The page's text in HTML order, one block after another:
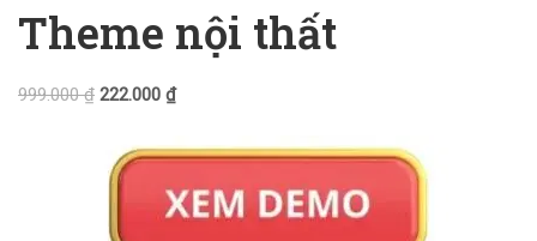
Theme nội thất
999.000₫ 222.000 ₫